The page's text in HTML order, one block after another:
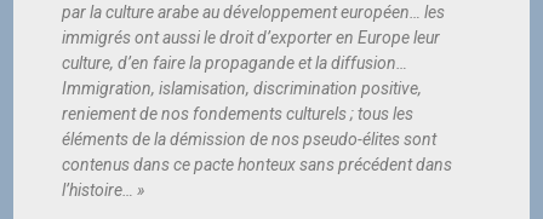
par la culture arabe au développement européen… les
immigrés ont aussi le droit d’exporter en Europe leur
culture, d’en faire la propagande et la diffusion…
Immigration, islamisation, discrimination positive,
reniement de nos fondements culturels ; tous les
éléments de la démission de nos pseudo-élites sont
contenus dans ce pacte honteux sans précédent dans
l’histoire… »